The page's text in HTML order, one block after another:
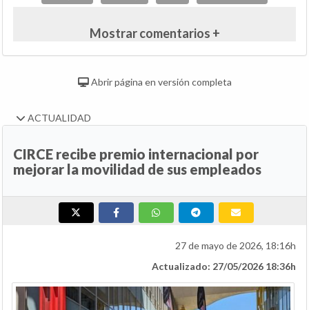
Mostrar comentarios +
Abrir página en versión completa
ACTUALIDAD
CIRCE recibe premio internacional por
mejorar la movilidad de sus empleados
27 de mayo de 2026, 18:16h
Actualizado: 27/05/2026 18:36h